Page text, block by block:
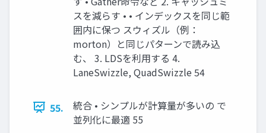
スを減らす • • インデックスを同じ範
囲内に保つ スウィズル（例：
morton）と同じパターンで読み込
む、 3. LDSを利用する 4.
LaneSwizzle, QuadSwizzle 54
55.
統合 • シンプルが計算量が多いの で
並列化に最適 55